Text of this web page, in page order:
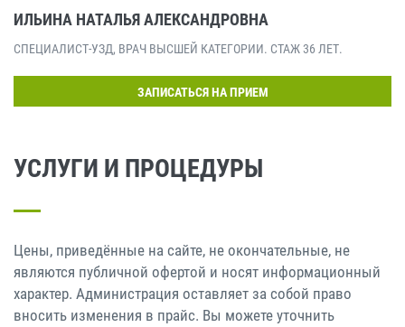
ИЛЬИНА НАТАЛЬЯ АЛЕКСАНДРОВНА
СПЕЦИАЛИСТ-УЗД, ВРАЧ ВЫСШЕЙ КАТЕГОРИИ. СТАЖ 36 ЛЕТ.
ЗАПИСАТЬСЯ НА ПРИЕМ
УСЛУГИ И ПРОЦЕДУРЫ
Цены, приведённые на сайте, не окончательные, не
являются публичной офертой и носят информационный
характер. Администрация оставляет за собой право
вносить изменения в прайс. Вы можете уточнить